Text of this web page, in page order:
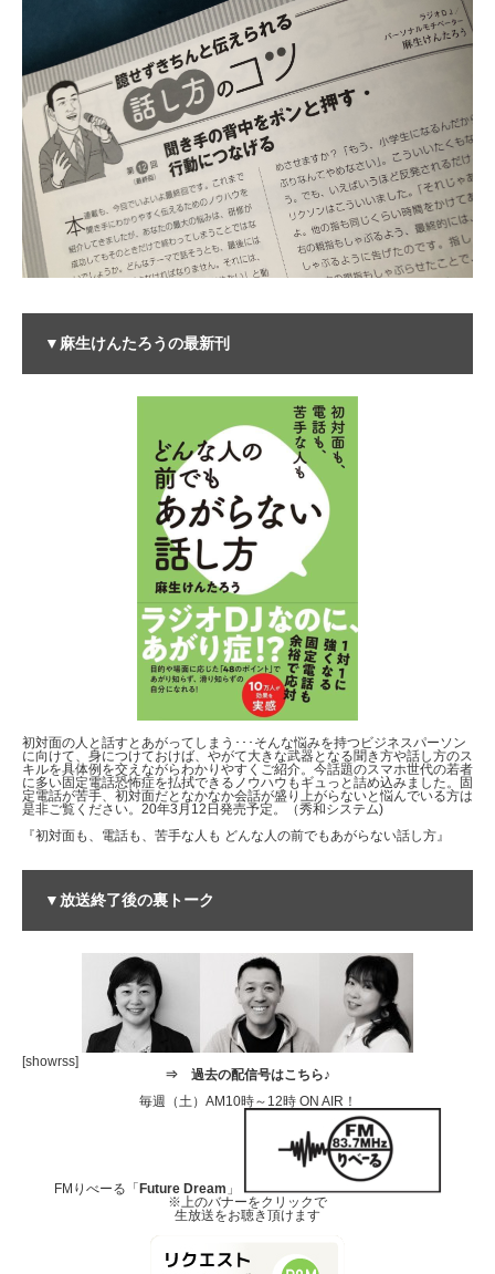
▼麻生けんたろうの最新刊
初対面の人と話すとあがってしまう･･･そんな悩みを持つビジネスパーソン
に向けて、身につけておけば、やがて大きな武器となる聞き方や話し方のス
キルを具体例を交えながらわかりやすくご紹介。今話題のスマホ世代の若者
に多い固定電話恐怖症を払拭できるノウハウもギュっと詰め込みました。固
定電話が苦手、初対面だとなかなか会話が盛り上がらないと悩んでいる方は
是非ご覧ください。20年3月12日発売予定。（秀和システム)
『初対面も、電話も、苦手な人も どんな人の前でもあがらない話し方』
▼放送終了後の裏トーク
[showrss]
⇒ 過去の配信号はこちら♪
毎週（土）AM10時～12時 ON AIR！
FMりべーる「Future Dream 」
※上のバナーをクリックで
生放送をお聴き頂けます